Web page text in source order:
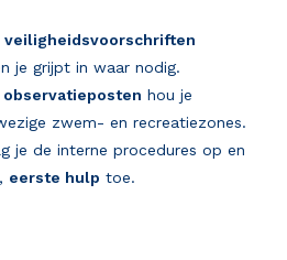
veiligheidsvoorschriften
je grijpt in waar nodig.
observatieposten hou je
zwem- en recreatiezones.
je de interne procedures op en
eerste hulp toe.